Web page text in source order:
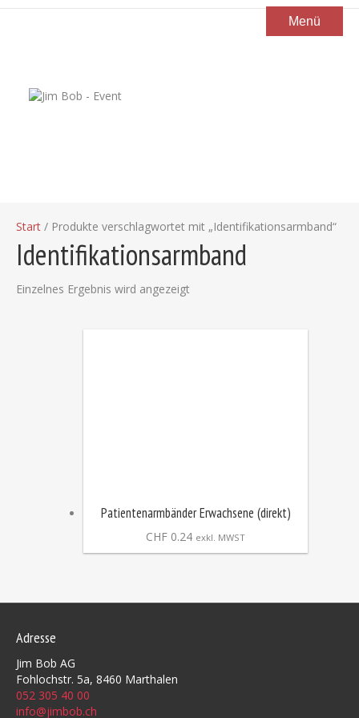
Menü
Start / Produkte verschlagwortet mit „Identifikationsarmband“
Identifikationsarmband
Einzelnes Ergebnis wird angezeigt
Patientenarmbänder Erwachsene (direkt)
CHF 0.24 exkl. MWST
Adresse
Jim Bob AG
Fohlochstr. 5a, 8460 Marthalen
052 305 40 00
info@jimbob.ch